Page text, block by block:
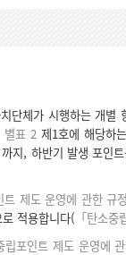
단체가 시행하는 개별
별표 2 제1호에 해당하
지, 하반기 발생 포인
트 제도 운영에 관한 규
적용합니다( 「탄소
립포인트 제도 운영에